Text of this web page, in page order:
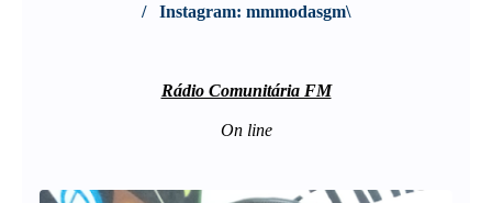
/   Instagram: mmmodasgm\
Rádio Comunitária FM
On line